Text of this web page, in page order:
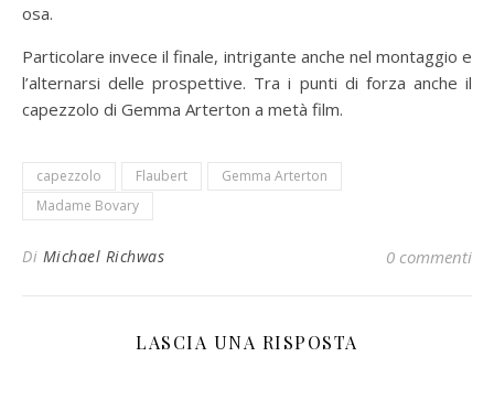
osa.
Particolare invece il finale, intrigante anche nel montaggio e
l’alternarsi delle prospettive. Tra i punti di forza anche il
capezzolo di Gemma Arterton a metà film.
capezzolo Flaubert
Gemma Arterton
Madame Bovary
Di Michael Richwas 0 commenti
LASCIA UNA RISPOSTA